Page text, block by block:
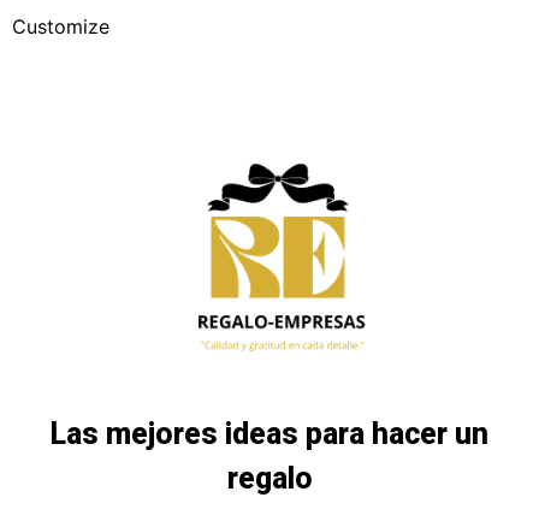
Customize
Las mejores ideas para hacer un
regalo